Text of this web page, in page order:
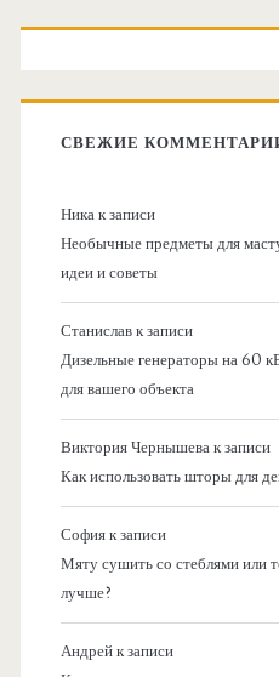
СВЕЖИЕ
Никак записи
Необычные предметы для
идеи и советы
Станиславк записи
Дизельные генераторы на 60
для вашего объекта
Виктория Чернышевак записи
Как использовать шторы для
Софияк записи
Мяту сушить со стеблями или
лучше?
Андрейк записи